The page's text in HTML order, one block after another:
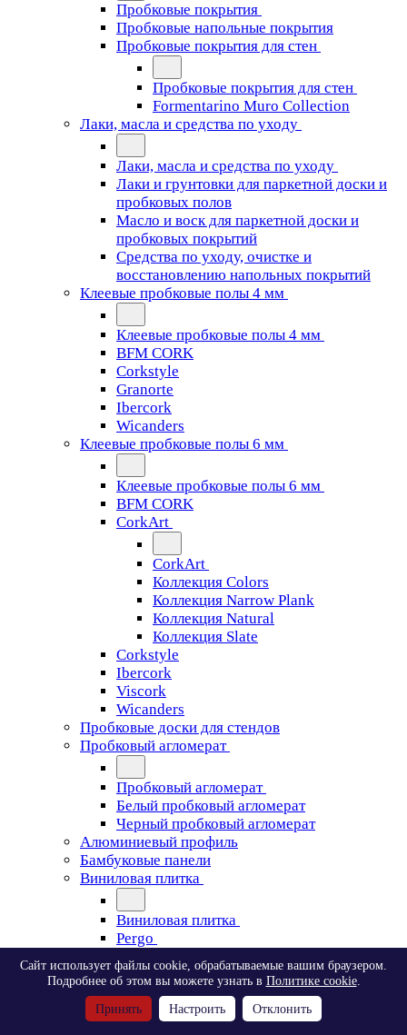
Пробковые покрытия
Пробковые напольные покрытия
Пробковые покрытия для стен
Пробковые покрытия для стен
Formentarino Muro Collection
Лаки, масла и средства по уходу
Лаки, масла и средства по уходу
Лаки и грунтовки для паркетной доски и
пробковых полов
Масло и воск для паркетной доски и
пробковых покрытий
Средства по уходу, очистке и
восстановлению напольных покрытий
Клеевые пробковые полы 4 мм
Клеевые пробковые полы 4 мм
BFM CORK
Corkstyle
Granorte
Ibercork
Wicanders
Клеевые пробковые полы 6 мм
Клеевые пробковые полы 6 мм
BFM CORK
CorkArt
CorkArt
Коллекция Colors
Коллекция Narrow Plank
Коллекция Natural
Коллекция Slate
Corkstyle
Ibercork
Viscork
Wicanders
Пробковые доски для стендов
Пробковый агломерат
Пробковый агломерат
Белый пробковый агломерат
Черный пробковый агломерат
Алюминиевый профиль
Бамбуковые панели
Виниловая плитка
Виниловая плитка
Pergo
Pergo
Classic Plank Optimum Glue
Modern Plank Optimum Glue
Сайт использует файлы cookie, обрабатываемые вашим браузером.
Подробнее об этом вы можете узнать в Политике cookie.
Принять Настроить Отклонить